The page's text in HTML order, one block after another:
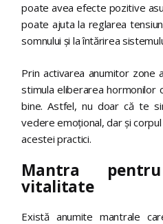
poate avea efecte pozitive
poate ajuta la reglarea
somnului și la întărirea
Prin activarea anumitor zone
stimula eliberarea hormonilor
bine. Astfel, nu doar că te
vedere emoțional, dar și
acestei practici.
Mantra
vitalitate
Există anumite mantrale